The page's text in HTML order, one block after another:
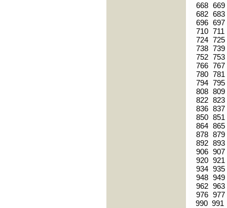
668 669
682 683
696 697
710 711
724 725
738 739
752 753
766 767
780 781
794 795
808 809
822 823
836 837
850 851
864 865
878 879
892 893
906 907
920 921
934 935
948 949
962 963
976 977
990 991